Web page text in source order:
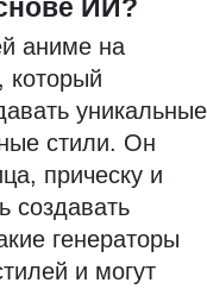
ИИ?
аниме на
который
уникальные
стили. Он
прическу и
создавать
генераторы
и могут